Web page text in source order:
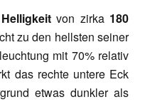
von zirka 180
zu den hellsten seiner
mit 70% relativ
das rechte untere Eck
etwas dunkler als